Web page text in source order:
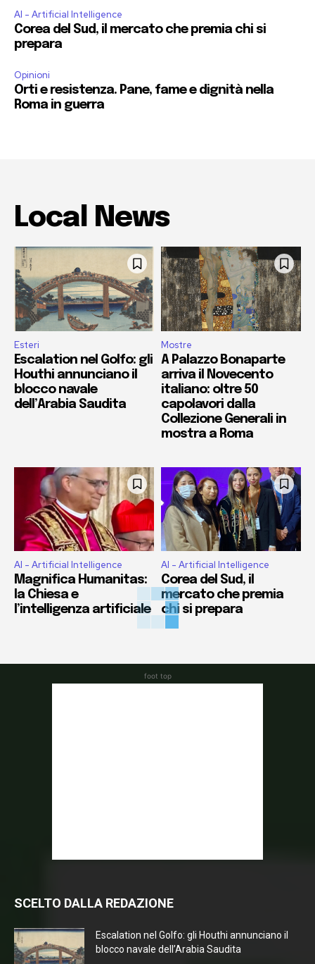
AI - Artificial Intelligence
Corea del Sud, il mercato che premia chi si
prepara
Opinioni
Orti e resistenza. Pane, fame e dignità nella
Roma in guerra
Local News
Esteri
Escalation nel Golfo: gli
Houthi annunciano il
blocco navale
dell’Arabia Saudita
Mostre
A Palazzo Bonaparte
arriva il Novecento
italiano: oltre 50
capolavori dalla
Collezione Generali in
mostra a Roma
AI - Artificial Intelligence
Magnifica Humanitas:
la Chiesa e
l’intelligenza artificiale
AI - Artificial Intelligence
Corea del Sud, il
mercato che premia
chi si prepara
foot top
SCELTO DALLA REDAZIONE
Escalation nel Golfo: gli Houthi annunciano il
blocco navale dell’Arabia Saudita